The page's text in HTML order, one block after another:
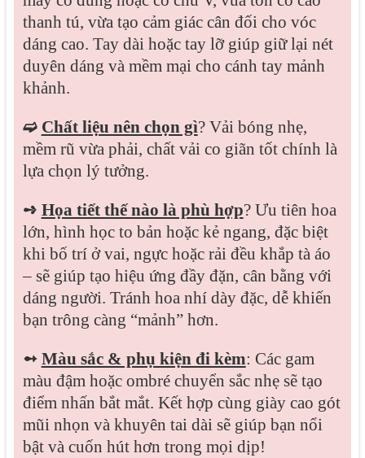
thanh tú, vừa tạo cảm giác cân đối cho vóc
dáng cao. Tay dài hoặc tay lỡ giúp giữ lại nét
duyên dáng và mềm mại cho cánh tay mảnh
khảnh.
➫ Chất liệu nên chọn gì? Vải bóng nhẹ,
mềm rũ vừa phải, chất vải co giãn tốt chính là
lựa chọn lý tưởng.
➺ Họa tiết thế nào là phù hợp? Ưu tiên hoa
lớn, hình học to bản hoặc kẻ ngang, đặc biệt
khi bố trí ở vai, ngực hoặc rải đều khắp tà áo
– sẽ giúp tạo hiệu ứng đầy đặn, cân bằng với
dáng người. Tránh hoa nhí dày đặc, dễ khiến
bạn trông càng “mảnh” hơn.
➻ Màu sắc & phụ kiện đi kèm: Các gam
màu đậm hoặc ombré chuyển sắc nhẹ sẽ tạo
điểm nhấn bắt mắt. Kết hợp cùng giày cao gót
mũi nhọn và khuyên tai dài sẽ giúp bạn nổi
bật và cuốn hút hơn trong mọi dịp!